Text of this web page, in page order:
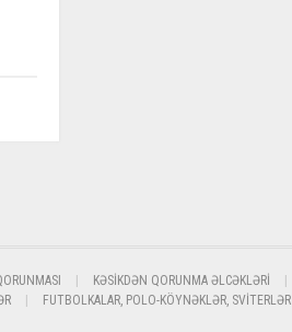
KƏSIKDƏN QORUNMA ƏLCƏKLƏRI
FUTBOLKALAR, POLO-KÖYNƏKLƏR, SVITERLƏR